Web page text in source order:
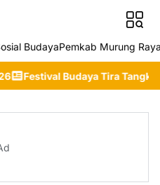
BudayaPemkab Murung
Tira Tangka Balang